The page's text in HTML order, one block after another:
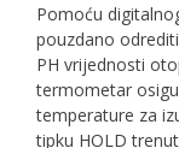
Pomoću
pouzdano
PH vrijednosti
termometar
temperature za
tipku HOLD